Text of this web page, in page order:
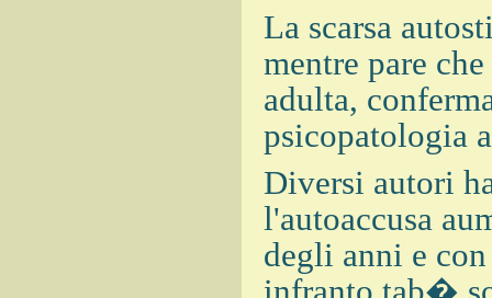
La scarsa
mentre pare
adulta,
psicopatologia
Diversi autori
l'autoaccusa
degli anni e